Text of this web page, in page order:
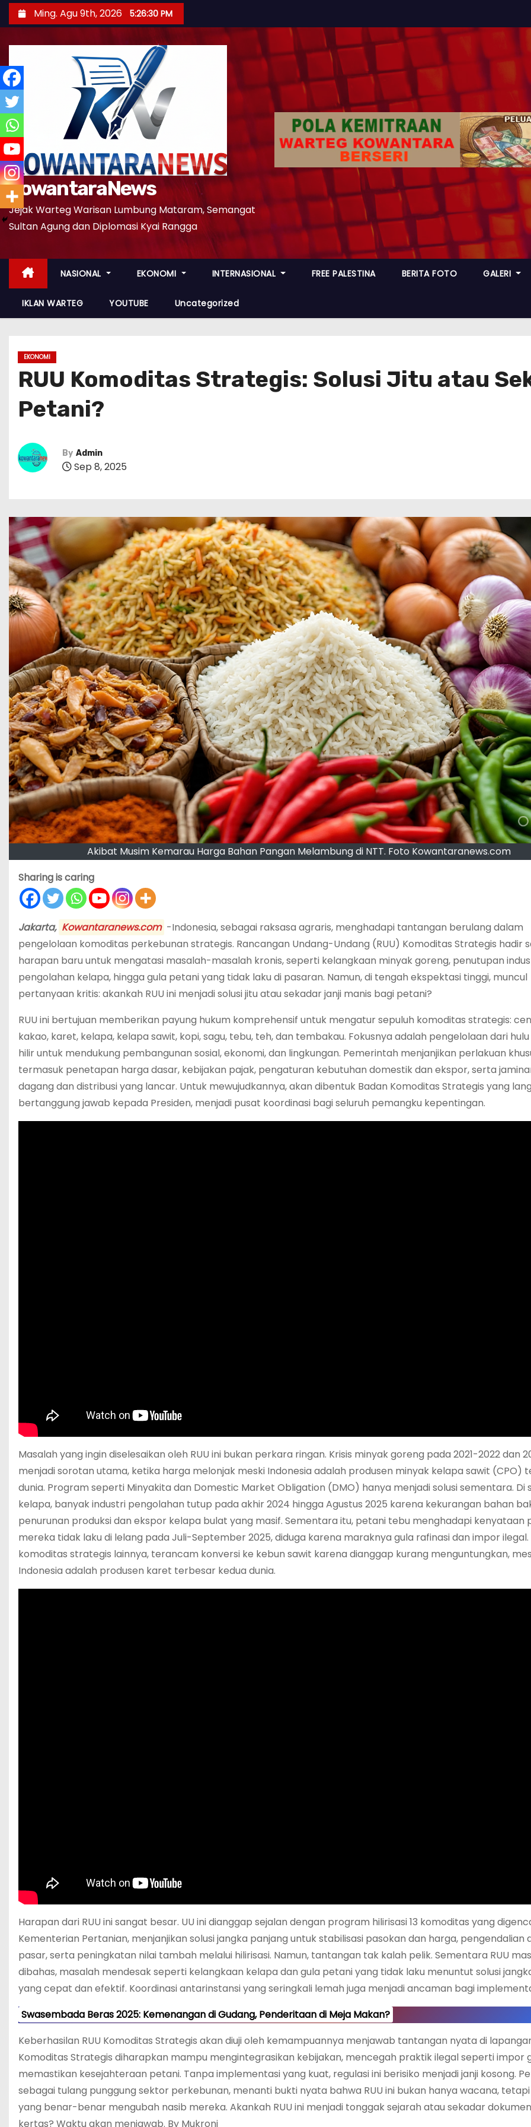
k
t
o
n
e
t
Ming. Agu 9th, 2026 5:26:32 PM
KowantaraNews
Jejak Warteg Warisan Lumbung Mataram, Semangat
Sultan Agung dan Diplomasi Kyai Rangga
NASIONAL EKONOMI INTERNASIONAL FREE PALESTINA BERITA FOTO GALERI
IKLAN WARTEG YOUTUBE Uncategorized
EKONOMI
RUU Komoditas Strategis: Solusi Jitu atau
Petani?
By Admin
Sep 8, 2025
Akibat Musim Kemarau Harga Bahan Pangan Melambung di NTT. Foto Kowantaranews.com
Sharing is caring
Jakarta, Kowantaranews.com -Indonesia, sebagai raksasa agraris, menghadapi tantangan berulang dalam
pengelolaan komoditas perkebunan strategis. Rancangan Undang-Undang (RUU) Komoditas Strategis hadir
harapan baru untuk mengatasi masalah-masalah kronis, seperti kelangkaan minyak goreng, penutupan
pengolahan kelapa, hingga gula petani yang tidak laku di pasaran. Namun, di tengah ekspektasi tinggi, muncul
pertanyaan kritis: akankah RUU ini menjadi solusi jitu atau sekadar janji manis bagi petani?
RUU ini bertujuan memberikan payung hukum komprehensif untuk mengatur sepuluh komoditas strategis:
kakao, karet, kelapa, kelapa sawit, kopi, sagu, tebu, teh, dan tembakau. Fokusnya adalah pengelolaan dari
hilir untuk mendukung pembangunan sosial, ekonomi, dan lingkungan. Pemerintah menjanjikan perlakuan
termasuk penetapan harga dasar, kebijakan pajak, pengaturan kebutuhan domestik dan ekspor, serta
dagang dan distribusi yang lancar. Untuk mewujudkannya, akan dibentuk Badan Komoditas Strategis yang
bertanggung jawab kepada Presiden, menjadi pusat koordinasi bagi seluruh pemangku kepentingan.
Masalah yang ingin diselesaikan oleh RUU ini bukan perkara ringan. Krisis minyak goreng pada 2021-2022 dan
menjadi sorotan utama, ketika harga melonjak meski Indonesia adalah produsen minyak kelapa sawit (CPO)
dunia. Program seperti Minyakita dan Domestic Market Obligation (DMO) hanya menjadi solusi sementara. Di
kelapa, banyak industri pengolahan tutup pada akhir 2024 hingga Agustus 2025 karena kekurangan bahan
penurunan produksi dan ekspor kelapa bulat yang masif. Sementara itu, petani tebu menghadapi kenyataan
mereka tidak laku di lelang pada Juli-September 2025, diduga karena maraknya gula rafinasi dan impor ilegal.
komoditas strategis lainnya, terancam konversi ke kebun sawit karena dianggap kurang menguntungkan,
Indonesia adalah produsen karet terbesar kedua dunia.
Harapan dari RUU ini sangat besar. UU ini dianggap sejalan dengan program hilirisasi 13 komoditas yang
Kementerian Pertanian, menjanjikan solusi jangka panjang untuk stabilisasi pasokan dan harga, pengendalian
pasar, serta peningkatan nilai tambah melalui hilirisasi. Namun, tantangan tak kalah pelik. Sementara RUU
dibahas, masalah mendesak seperti kelangkaan kelapa dan gula petani yang tidak laku menuntut solusi
yang cepat dan efektif. Koordinasi antarinstansi yang seringkali lemah juga menjadi ancaman bagi
Swasembada Beras 2025: Kemenangan di Gudang, Penderitaan di Meja Makan?
Keberhasilan RUU Komoditas Strategis akan diuji oleh kemampuannya menjawab tantangan nyata di
Komoditas Strategis diharapkan mampu mengintegrasikan kebijakan, mencegah praktik ilegal seperti impor
memastikan kesejahteraan petani. Tanpa implementasi yang kuat, regulasi ini berisiko menjadi janji kosong.
sebagai tulang punggung sektor perkebunan, menanti bukti nyata bahwa RUU ini bukan hanya wacana, tetapi
yang benar-benar mengubah nasib mereka. Akankah RUU ini menjadi tonggak sejarah atau sekadar
kertas? Waktu akan menjawab. By Mukroni